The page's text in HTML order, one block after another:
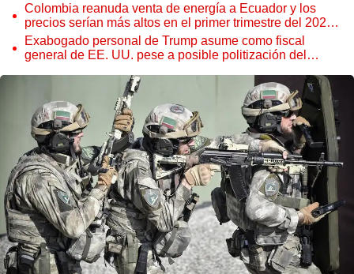
Colombia reanuda venta de energía a Ecuador y los
precios serían más altos en el primer trimestre del 2027,
según Cenace
Exabogado personal de Trump asume como fiscal
general de EE. UU. pese a posible politización del